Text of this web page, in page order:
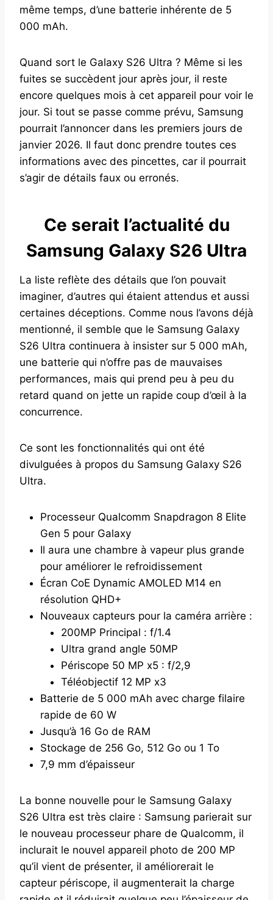
même temps, d’une batterie inhérente de 5
000 mAh.
Quand sort le Galaxy S26 Ultra ? Même si les
fuites se succèdent jour après jour, il reste
encore quelques mois à cet appareil pour voir le
jour. Si tout se passe comme prévu, Samsung
pourrait l’annoncer dans les premiers jours de
janvier 2026. Il faut donc prendre toutes ces
informations avec des pincettes, car il pourrait
s’agir de détails faux ou erronés.
Ce serait l’actualité du
Samsung Galaxy S26 Ultra
La liste reflète des détails que l’on pouvait
imaginer, d’autres qui étaient attendus et aussi
certaines déceptions. Comme nous l’avons déjà
mentionné, il semble que le Samsung Galaxy
S26 Ultra continuera à insister sur 5 000 mAh,
une batterie qui n’offre pas de mauvaises
performances, mais qui prend peu à peu du
retard quand on jette un rapide coup d’œil à la
concurrence.
Ce sont les fonctionnalités qui ont été
divulguées à propos du Samsung Galaxy S26
Ultra.
Processeur Qualcomm Snapdragon 8 Elite
Gen 5 pour Galaxy
Il aura une chambre à vapeur plus grande
pour améliorer le refroidissement
Écran CoE Dynamic AMOLED M14 en
résolution QHD+
Nouveaux capteurs pour la caméra arrière :
200MP Principal : f/1.4
Ultra grand angle 50MP
Périscope 50 MP x5 : f/2,9
Téléobjectif 12 MP x3
Batterie de 5 000 mAh avec charge filaire
rapide de 60 W
Jusqu’à 16 Go de RAM
Stockage de 256 Go, 512 Go ou 1 To
7,9 mm d’épaisseur
La bonne nouvelle pour le Samsung Galaxy
S26 Ultra est très claire : Samsung parierait sur
le nouveau processeur phare de Qualcomm, il
inclurait le nouvel appareil photo de 200 MP
qu’il vient de présenter, il améliorerait le
capteur périscope, il augmenterait la charge